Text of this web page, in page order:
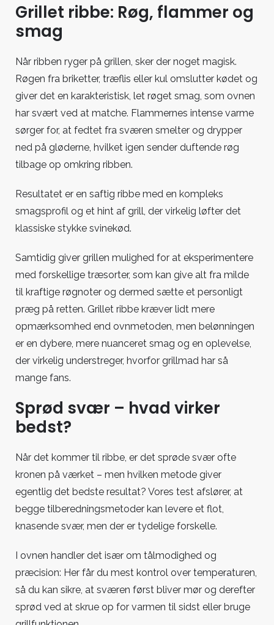
Grillet ribbe: Røg, flammer og
smag
Når ribben ryger på grillen, sker der noget magisk.
Røgen fra briketter, træflis eller kul omslutter kødet og
giver det en karakteristisk, let røget smag, som ovnen
har svært ved at matche. Flammernes intense varme
sørger for, at fedtet fra sværen smelter og drypper
ned på gløderne, hvilket igen sender duftende røg
tilbage op omkring ribben.
Resultatet er en saftig ribbe med en kompleks
smagsprofil og et hint af grill, der virkelig løfter det
klassiske stykke svinekød.
Samtidig giver grillen mulighed for at eksperimentere
med forskellige træsorter, som kan give alt fra milde
til kraftige røgnoter og dermed sætte et personligt
præg på retten. Grillet ribbe kræver lidt mere
opmærksomhed end ovnmetoden, men belønningen
er en dybere, mere nuanceret smag og en oplevelse,
der virkelig understreger, hvorfor grillmad har så
mange fans.
Sprød svær – hvad virker
bedst?
Når det kommer til ribbe, er det sprøde svær ofte
kronen på værket – men hvilken metode giver
egentlig det bedste resultat? Vores test afslører, at
begge tilberedningsmetoder kan levere et flot,
knasende svær, men der er tydelige forskelle.
I ovnen handler det især om tålmodighed og
præcision: Her får du mest kontrol over temperaturen,
så du kan sikre, at sværen først bliver mør og derefter
sprød ved at skrue op for varmen til sidst eller bruge